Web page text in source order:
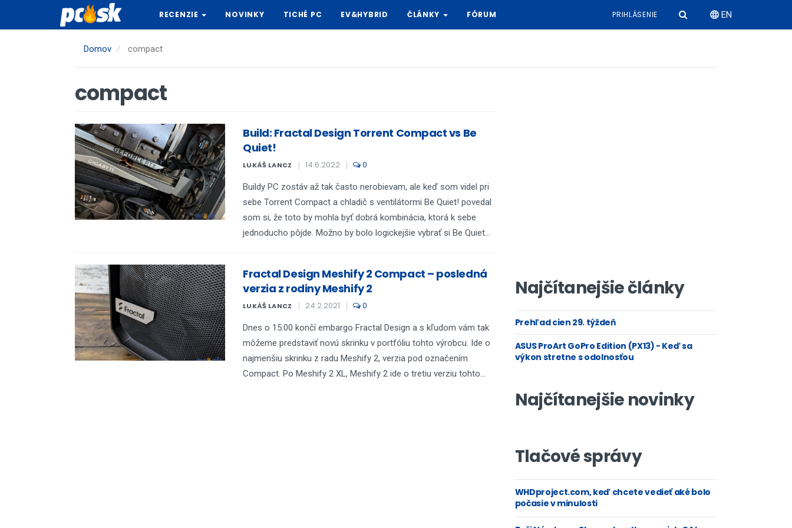
hlavný
RECENZIE NOVINKY TICHÉ PC EV&HYBRID ČLÁNKY FÓRUM PRIHLÁSENIE EN
Domov compact
compact
Build: Fractal Design Torrent Compact vs Be
Quiet!
LUKÁŠ LANCZ 14.6.2022 0
Buildy PC zostáv až tak často nerobievam, ale keď som videl pri
sebe Torrent Compact a chladič s ventilátormi Be Quiet! povedal
som si, že toto by mohla byť dobrá kombinácia, ktorá k sebe
jednoducho pôjde. Možno by bolo logickejšie vybrať si Be Quiet...
Fractal Design Meshify 2 Compact – posledná
verzia z rodiny Meshify 2
LUKÁŠ LANCZ 24.2.2021 0
Dnes o 15:00 končí embargo Fractal Design a s kľudom vám tak
môžeme predstaviť novú skrinku v portfóliu tohto výrobcu. Ide o
najmenšiu skrinku z radu Meshify 2, verzia pod označením
Compact. Po Meshify 2 XL, Meshify 2 ide o tretiu verziu tohto...
Najčítanejšie články
Prehľad cien 29. týždeň
ASUS ProArt GoPro Edition (PX13) - Keď sa
výkon stretne s odolnosťou
Najčítanejšie novinky
Tlačové správy
WHDproject.com, keď chcete vedieť aké bolo
počasie v minulosti